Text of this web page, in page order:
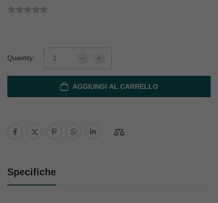
Quantity:
AGGIUNGI AL CARRELLO
Specifiche